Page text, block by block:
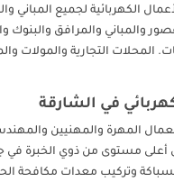
الكهربائية لجميع المباني
والمباني والمرافق والبنوك
المحلات التجارية والمولات
في الشارقة
المهرة والمهنيين
أعلى مستوى من ذوي الخبرة في
وتركيب معدات مكافحة